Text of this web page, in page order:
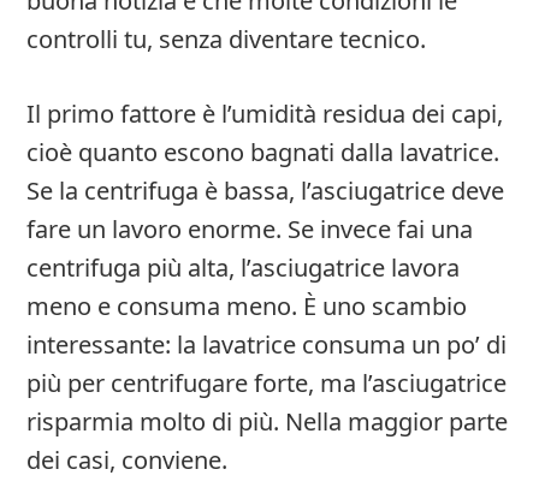
controlli tu, senza diventare tecnico.
Il primo fattore è l’umidità residua dei capi,
cioè quanto escono bagnati dalla lavatrice.
Se la centrifuga è bassa, l’asciugatrice deve
fare un lavoro enorme. Se invece fai una
centrifuga più alta, l’asciugatrice lavora
meno e consuma meno. È uno scambio
interessante: la lavatrice consuma un po’ di
più per centrifugare forte, ma l’asciugatrice
risparmia molto di più. Nella maggior parte
dei casi, conviene.